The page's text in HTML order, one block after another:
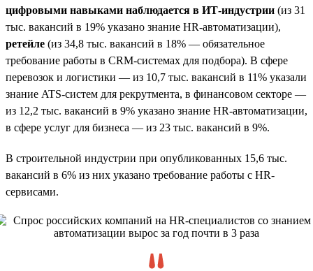
цифровыми навыками наблюдается в ИТ-индустрии (из 31
тыс. вакансий в 19% указано знание HR-автоматизации),
ретейле (из 34,8 тыс. вакансий в 18% — обязательное
требование работы в CRM-системах для подбора). В сфере
перевозок и логистики — из 10,7 тыс. вакансий в 11% указали
знание ATS-систем для рекрутмента, в финансовом секторе —
из 12,2 тыс. вакансий в 9% указано знание HR-автоматизации,
в сфере услуг для бизнеса — из 23 тыс. вакансий в 9%.
В строительной индустрии при опубликованных 15,6 тыс.
вакансий в 6% из них указано требование работы с HR-
сервисами.